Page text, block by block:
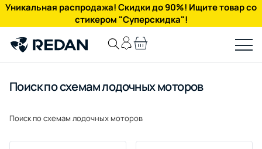
Уникальная распродажа! Скидки до 90%! Ищите товар со
стикером "Суперскидка"!
Поиск по схемам лодочных моторов
Поиск по схемам лодочных моторов